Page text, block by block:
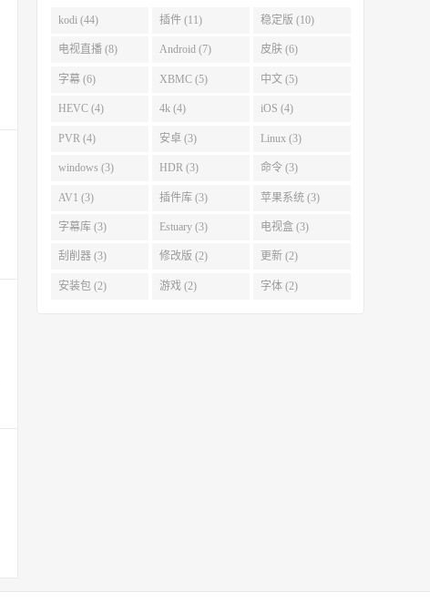
kodi (44) 插件 (11) 稳定版 (10)
电视直播 (8) Android (7) 皮肤 (6)
字幕 (6) XBMC (5) 中文 (5)
HEVC (4) 4k (4) iOS (4)
PVR (4) 安卓 (3) Linux (3)
windows (3) HDR (3) 命令 (3)
AV1 (3) 插件库 (3) 苹果系统 (3)
字幕库 (3) Estuary (3) 电视盒 (3)
刮削器 (3) 修改版 (2) 更新 (2)
安装包 (2) 游戏 (2) 字体 (2)